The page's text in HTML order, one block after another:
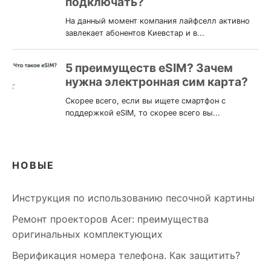
НОВЫЕ
Инструкция по использованию песочной картины
Ремонт проекторов Acer: преимущества
оригинальных комплектующих
Верификация номера телефона. Как защитить?